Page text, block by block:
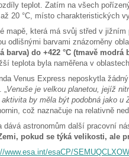
teplot. Zatím na všech
20 °C, místo charakteristických
mapě, která má svůj střed v jižním
odlišnými barvami znázorněny
barva) do +422 °C (tmavě modrá
teplota byla naměřena v
Venus Express neposkytla
„Venuše je velkou planetou, jejíž
by měla být podobná jako u
což naznačuje na relativně
dává astronomům další pracovní
pokud se týká velikosti, ale
www.esa.int/esaCP/